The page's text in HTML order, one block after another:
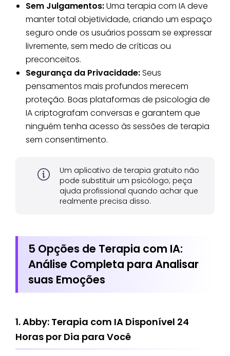
Sem Julgamentos:Uma terapia com IA deve
manter total objetividade, criando um espaço
seguro onde os usuários possam se expressar
livremente, sem medo de críticas ou
preconceitos.
Segurança da Privacidade:Seus
pensamentos mais profundos merecem
proteção. Boas plataformas de psicologia de
IA criptografam conversas e garantem que
ninguém tenha acesso às sessões de terapia
sem consentimento.
Um aplicativo de terapia gratuito não
pode substituir um psicólogo; peça
ajuda profissional quando achar que
realmente precisa disso.
5 Opções de Terapia com IA:
Análise Completa para Analisar
suas Emoções
1. Abby: Terapia com IA Disponível 24
Horas por Dia para Você